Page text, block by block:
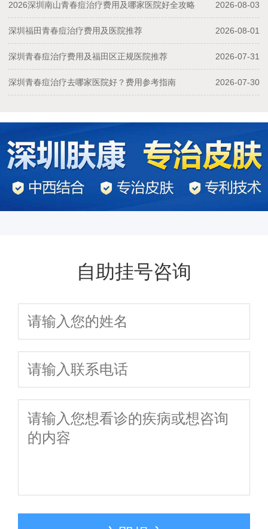
2026深圳南山青春痘治疗费用及哪家医院好全攻略 2026-08-03
深圳福田青春痘治疗费用及医院推荐 2026-08-01
深圳青春痘治疗费用及福田区正规医院推荐 2026-07-31
深圳青春痘治疗去哪家医院好？费用参考指南 2026-07-30
自助挂号咨询